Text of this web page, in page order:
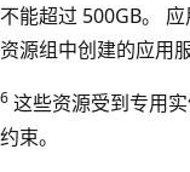
不能超过 500GB。
资源组中创建的应用
6 这些资源受到专用
约束。